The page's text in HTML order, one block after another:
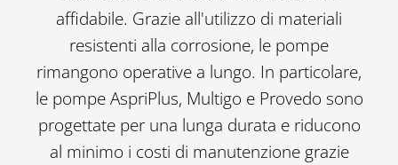
affidabile. Grazie all'utilizzo di materiali
resistenti alla corrosione, le pompe
rimangono operative a lungo. In particolare,
le pompe AspriPlus, Multigo e Provedo sono
progettate per una lunga durata e riducono
al minimo i costi di manutenzione grazie